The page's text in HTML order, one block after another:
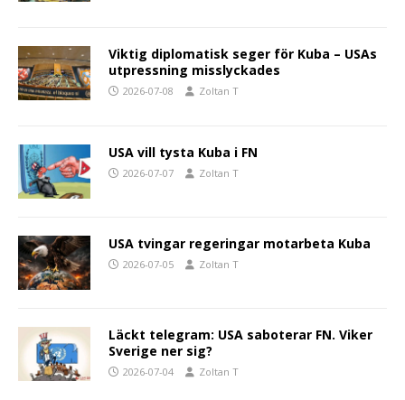
Viktig diplomatisk seger för Kuba – USAs
utpressning misslyckades
2026-07-08 Zoltan T
USA vill tysta Kuba i FN
2026-07-07 Zoltan T
USA tvingar regeringar motarbeta Kuba
2026-07-05 Zoltan T
Läckt telegram: USA saboterar FN. Viker
Sverige ner sig?
2026-07-04 Zoltan T